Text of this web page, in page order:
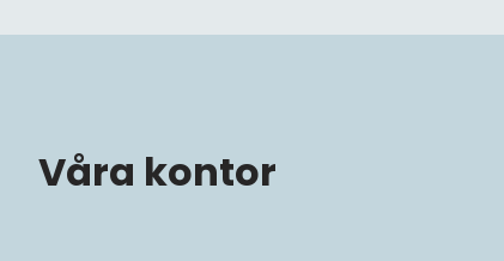
Våra kontor